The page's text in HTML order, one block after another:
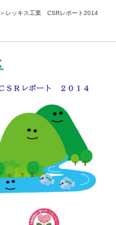
＞レッキス工業 CSRレポート2014